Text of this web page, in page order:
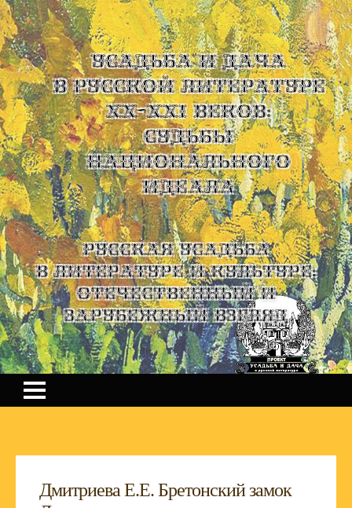
УСАДЬБА И ДАЧА
В РУССКОЙ ЛИТЕРАТУРЕ
XX-XXI ВЕКОВ:
СУДЬБЫ
НАЦИОНАЛЬНОГО
ИДЕАЛА
Русская усадьба
в литературе и культуре:
отечественный и
зарубежный взгляд
Дмитриева Е.Е. Бретонский замок